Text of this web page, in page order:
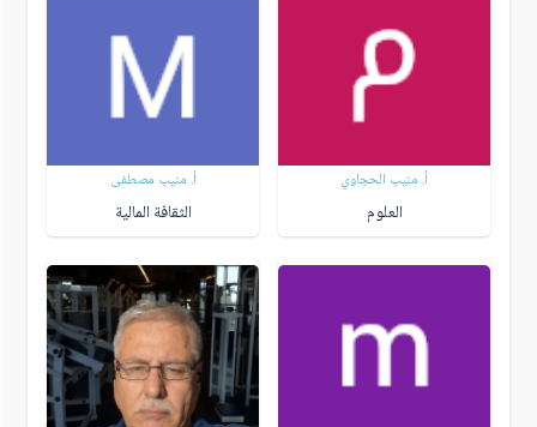
أ. منيب الحجاوي
العلوم
أ. منيب مصطفى
الثقافة المالية